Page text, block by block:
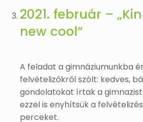
2021. február –
new cool”
A feladat a gimnáziumunkba
felvételizőkről szólt: kedves,
gondolatokat írtak a
ezzel is enyhítsük a
perceket.